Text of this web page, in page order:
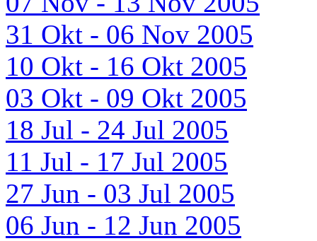
31 Okt - 06 Nov 2005
10 Okt - 16 Okt 2005
03 Okt - 09 Okt 2005
18 Jul - 24 Jul 2005
11 Jul - 17 Jul 2005
27 Jun - 03 Jul 2005
06 Jun - 12 Jun 2005